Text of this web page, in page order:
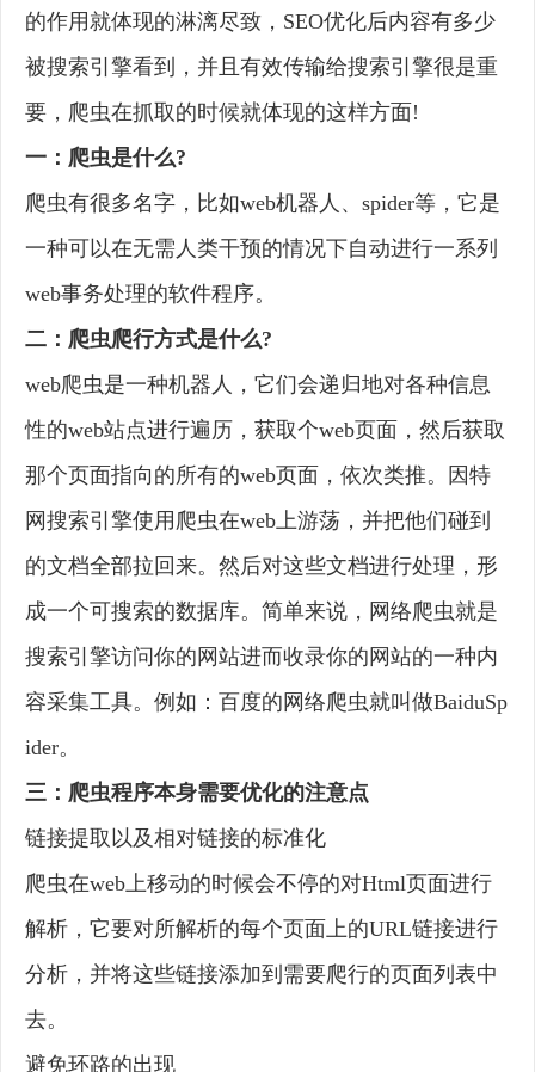
的作用就体现的淋漓尽致，SEO优化后内容有多少
被搜索引擎看到，并且有效传输给搜索引擎很是重
要，爬虫在抓取的时候就体现的这样方面!
一：爬虫是什么?
爬虫有很多名字，比如web机器人、spider等，它是
一种可以在无需人类干预的情况下自动进行一系列
web事务处理的软件程序。
二：爬虫爬行方式是什么?
web爬虫是一种机器人，它们会递归地对各种信息
性的web站点进行遍历，获取个web页面，然后获取
那个页面指向的所有的web页面，依次类推。因特
网搜索引擎使用爬虫在web上游荡，并把他们碰到
的文档全部拉回来。然后对这些文档进行处理，形
成一个可搜索的数据库。简单来说，网络爬虫就是
搜索引擎访问你的网站进而收录你的网站的一种内
容采集工具。例如：百度的网络爬虫就叫做BaiduSp
ider。
三：爬虫程序本身需要优化的注意点
链接提取以及相对链接的标准化
爬虫在web上移动的时候会不停的对Html页面进行
解析，它要对所解析的每个页面上的URL链接进行
分析，并将这些链接添加到需要爬行的页面列表中
去。
避免环路的出现